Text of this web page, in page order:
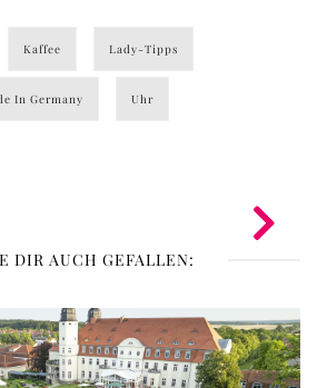
Kaffee Lady-Tipps
In Germany Uhr
DIR AUCH GEFALLEN: